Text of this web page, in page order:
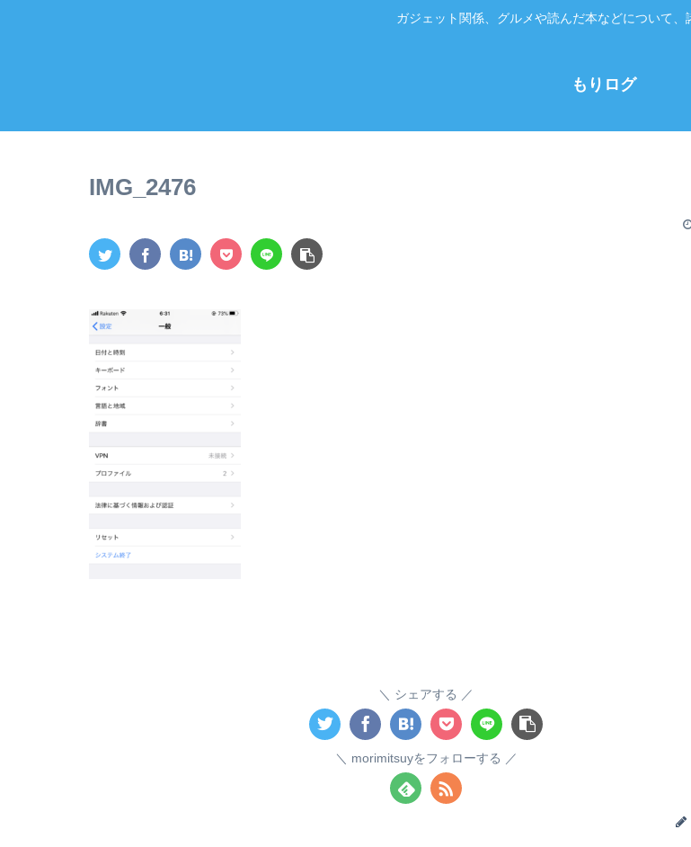
ガジェット関係、グルメや読んだ本などについて、
もりログ
IMG_2476
シェアする
morimitsuyをフォローする